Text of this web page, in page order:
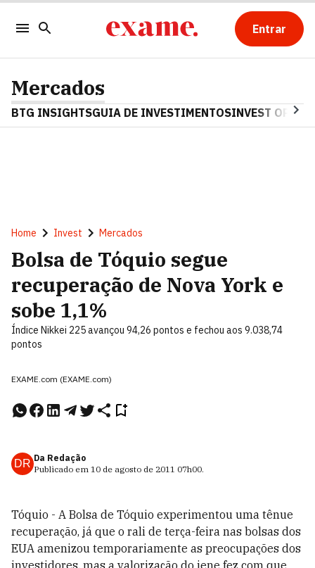
Entrar
Mercados
BTG INSIGHTSGUIA DE INVESTIMENTOSINVEST OPINA
Home Invest Mercados
Bolsa de Tóquio segue
recuperação de Nova York e
sobe 1,1%
Índice Nikkei 225 avançou 94,26 pontos e fechou aos 9.038,74
pontos
EXAME.com (EXAME.com)
DR Da Redação
Publicado em 10 de agosto de 2011 07h00.
Tóquio - A Bolsa de Tóquio experimentou uma tênue
recuperação, já que o rali de terça-feira nas bolsas dos
EUA amenizou temporariamente as preocupações dos
investidores, mas a valorização do iene fez com que